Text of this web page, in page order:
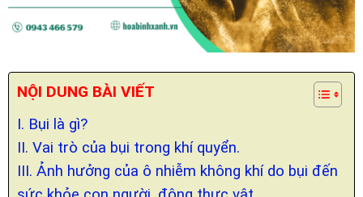
NỘI DUNG BÀI VIẾT
I. Bụi là gì?
II. Vai trò của bụi trong khí quyển.
III. Ảnh hưởng của ô nhiễm không khí do bụi đến